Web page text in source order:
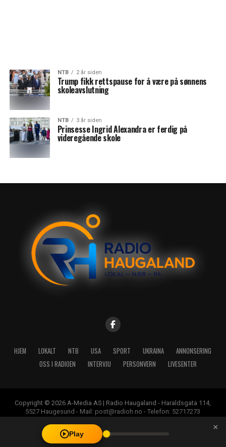
NTB 2 år siden
Trump fikk rettspause for å være på sønnens
skoleavslutning
NTB 3 år siden
Prinsesse Ingrid Alexandra er ferdig på
videregående skole
HJEM LOKALT NTB USA SPORT UKRAINA
ANNONSERING
OSS I RADIOEN
INTERVJU PERSONVERN LIVESENTER
Copyright © 2026 A-Media AS | Radio Haugaland - Haraldsgata 114,
5527 Haugesund - Mail: post@radioh.no - Telefon: 52717273
Play
×